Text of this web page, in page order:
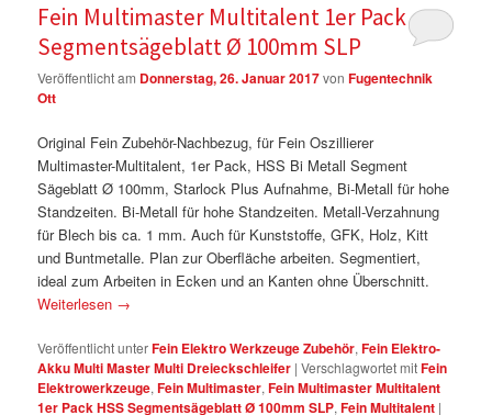
Fein Multimaster Multitalent 1er Pack HSS
Segmentsägeblatt Ø 100mm SLP
Veröffentlicht am Donnerstag, 26. Januar 2017vonFugentechnik
Ott
Original Fein Zubehör-Nachbezug, für Fein Oszillierer
Multimaster-Multitalent, 1er Pack, HSS Bi Metall Segment
Sägeblatt Ø 100mm, Starlock Plus Aufnahme, Bi-Metall für hohe
Standzeiten. Bi-Metall für hohe Standzeiten. Metall-Verzahnung
für Blech bis ca. 1 mm. Auch für Kunststoffe, GFK, Holz, Kitt
und Buntmetalle. Plan zur Oberfläche arbeiten. Segmentiert,
ideal zum Arbeiten in Ecken und an Kanten ohne Überschnitt.
Weiterlesen →
Veröffentlicht unterFein Elektro Werkzeuge Zubehör,Fein Elektro-
Akku Multi Master Multi Dreieckschleifer |Verschlagwortet mitFein
Elektrowerkzeuge,Fein Multimaster,Fein Multimaster Multitalent
1er Pack HSS Segmentsägeblatt Ø 100mm SLP,Fein Multitalent |